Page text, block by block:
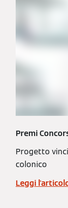
Premi
Progetto
colonico
Leggi